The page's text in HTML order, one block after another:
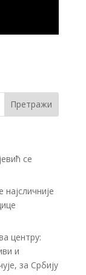
се
центру:
и
за Србију